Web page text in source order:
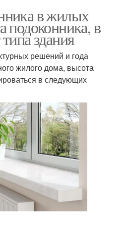
в жилых
подоконника, в
здания
решений и года
жилого дома, высота
в следующих